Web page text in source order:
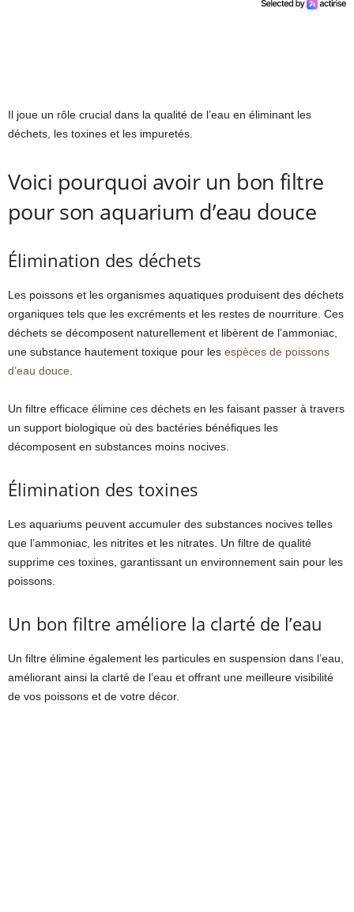
Il joue un rôle crucial dans la qualité de l’eau en éliminant les
déchets, les toxines et les impuretés.
Voici pourquoi avoir un bon filtre
pour son aquarium d’eau douce
Élimination des déchets
Les poissons et les organismes aquatiques produisent des déchets
organiques tels que les excréments et les restes de nourriture. Ces
déchets se décomposent naturellement et libèrent de l’ammoniac,
une substance hautement toxique pour les espèces de poissons
d’eau douce.
Un filtre efficace élimine ces déchets en les faisant passer à travers
un support biologique où des bactéries bénéfiques les
décomposent en substances moins nocives.
Élimination des toxines
Les aquariums peuvent accumuler des substances nocives telles
que l’ammoniac, les nitrites et les nitrates. Un filtre de qualité
supprime ces toxines, garantissant un environnement sain pour les
poissons.
Un bon filtre améliore la clarté de l’eau
Un filtre élimine également les particules en suspension dans l’eau,
améliorant ainsi la clarté de l’eau et offrant une meilleure visibilité
de vos poissons et de votre décor.